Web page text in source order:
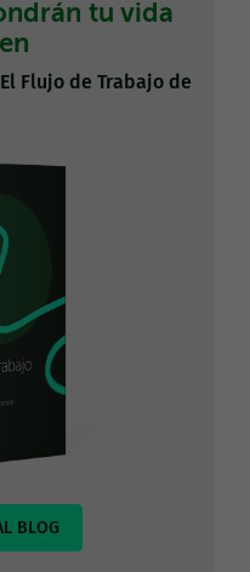
tu vida
El Flujo de Trabajo de
BLOG